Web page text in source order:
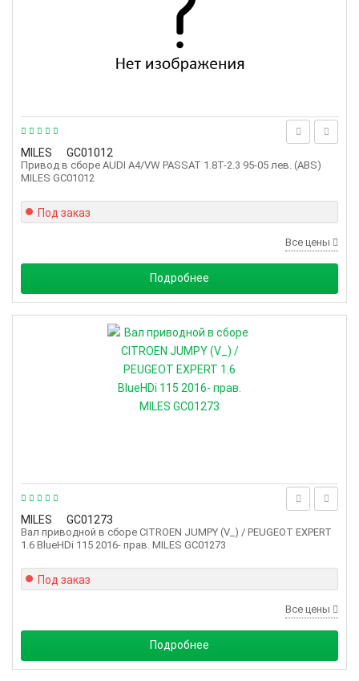
MILES GC01012
Привод в сборе AUDI A4/VW PASSAT 1.8T-2.3 95-05 лев. (ABS)
MILES GC01012
Под заказ
Все цены
Подробнее
MILES GC01273
Вал приводной в сборе CITROEN JUMPY (V_) / PEUGEOT EXPERT
1.6 BlueHDi 115 2016- прав. MILES GC01273
Под заказ
Все цены
Подробнее